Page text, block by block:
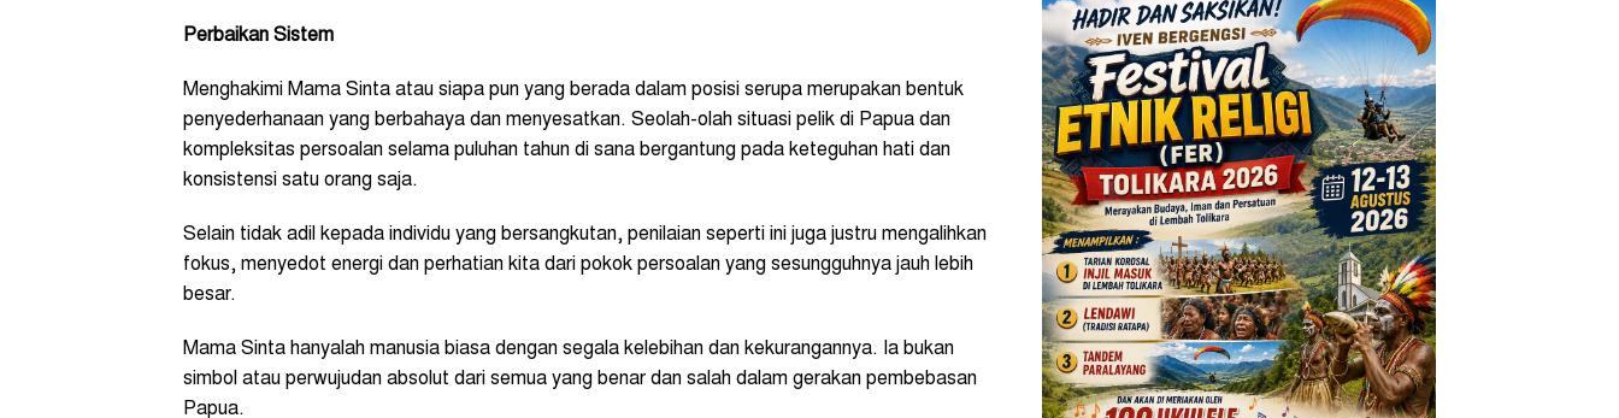
Perbaikan Sistem
Menghakimi Mama Sinta atau siapa pun yang berada dalam posisi serupa merupakan bentuk
penyederhanaan yang berbahaya dan menyesatkan. Seolah-olah situasi pelik di Papua dan
kompleksitas persoalan selama puluhan tahun di sana bergantung pada keteguhan hati dan
konsistensi satu orang saja.
Selain tidak adil kepada individu yang bersangkutan, penilaian seperti ini juga justru mengalihkan
fokus, menyedot energi dan perhatian kita dari pokok persoalan yang sesungguhnya jauh lebih
besar.
Mama Sinta hanyalah manusia biasa dengan segala kelebihan dan kekurangannya. Ia bukan
simbol atau perwujudan absolut dari semua yang benar dan salah dalam gerakan pembebasan
Papua.